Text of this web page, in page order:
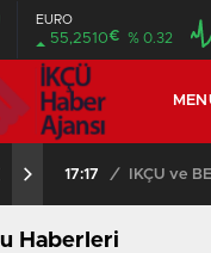
EURO
55,2510€ % 0.32
17:17 / İKÇÜ ve
Haberleri